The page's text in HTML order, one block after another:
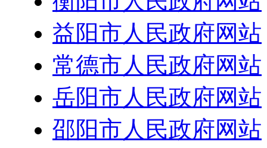
益阳市人民政府网站
常德市人民政府网站
岳阳市人民政府网站
邵阳市人民政府网站